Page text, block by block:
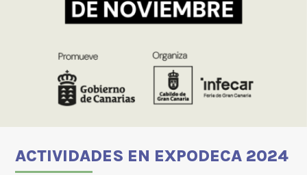
ACTIVIDADES EN EXPODECA 2024